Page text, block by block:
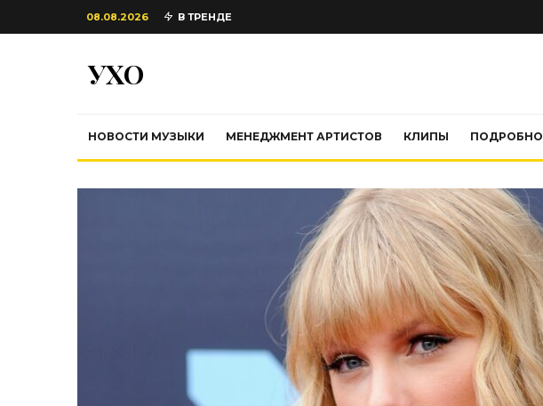
08.08.2026 В ТРЕНДЕ
УХО
НОВОСТИ МУЗЫКИ МЕНЕДЖМЕНТ АРТИСТОВ КЛИПЫ ПОДРОБНО